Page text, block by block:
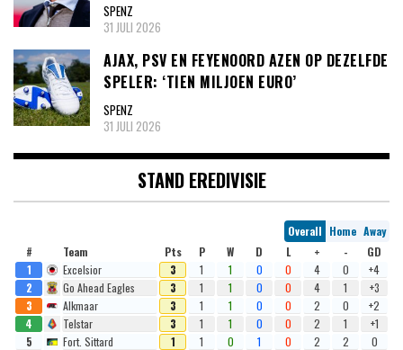
SPENZ
31 JULI 2026
AJAX, PSV EN FEYENOORD AZEN OP DEZELFDE
SPELER: ‘TIEN MILJOEN EURO’
SPENZ
31 JULI 2026
STAND EREDIVISIE
Overall Home Away
#
Team Pts P W D L + -
GD
1
Excelsior 3 1 1 0 0 4 0
+4
2
Go Ahead Eagles 3 1 1 0 0 4 1
+3
3
Alkmaar 3 1 1 0 0 2 0
+2
4
Telstar 3 1 1 0 0 2 1
+1
5
Fort. Sittard 1 1 0 1 0 2 2
0